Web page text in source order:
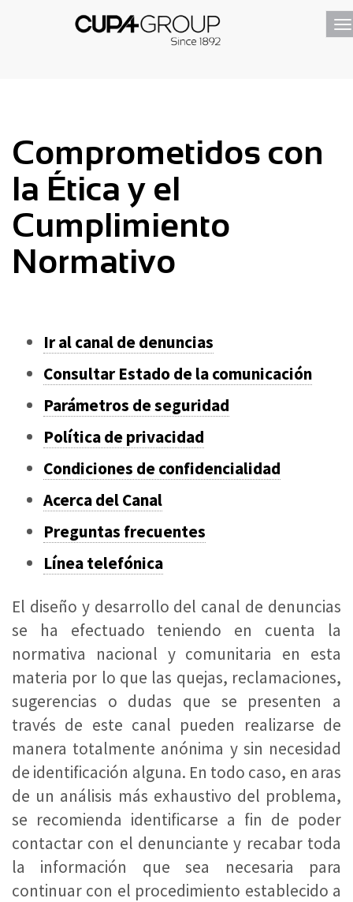
Comprometidos con
la Ética y el
Cumplimiento
Normativo
Ir al canal de denuncias
Consultar Estado de la comunicación
Parámetros de seguridad
Política de privacidad
Condiciones de confidencialidad
Acerca del Canal
Preguntas frecuentes
Línea telefónica
El diseño y desarrollo del canal de denuncias
se ha efectuado teniendo en cuenta la
normativa nacional y comunitaria en esta
materia por lo que las quejas, reclamaciones,
sugerencias o dudas que se presenten a
través de este canal pueden realizarse de
manera totalmente anónima y sin necesidad
de identificación alguna. En todo caso, en aras
de un análisis más exhaustivo del problema,
se recomienda identificarse a fin de poder
contactar con el denunciante y recabar toda
la información que sea necesaria para
continuar con el procedimiento establecido a